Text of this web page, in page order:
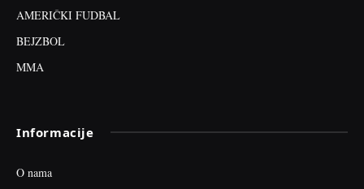
AMERIČKI FUDBAL
BEJZBOL
MMA
Informacije
O nama